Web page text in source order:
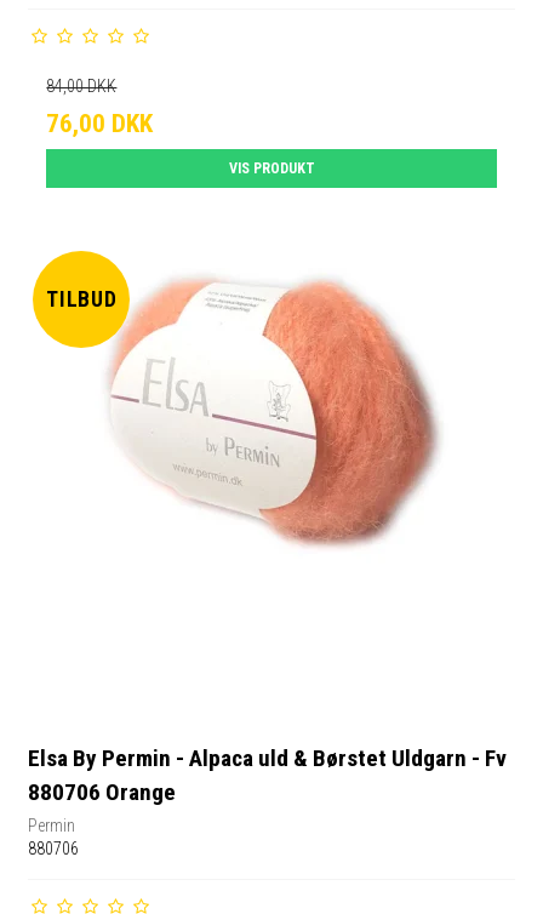
84,00 DKK
76,00 DKK
VIS PRODUKT
TILBUD
Elsa By Permin - Alpaca uld & Børstet Uldgarn - Fv
880706 Orange
Permin
880706